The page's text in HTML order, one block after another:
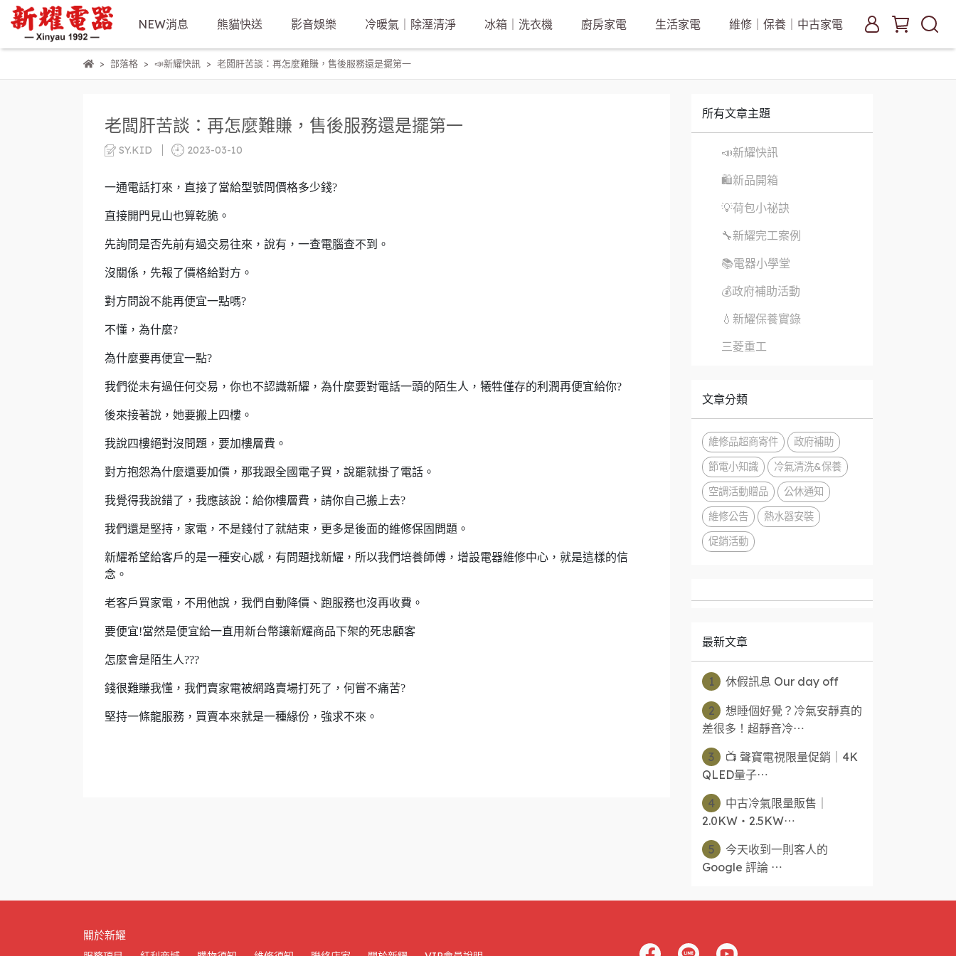
NEW消息 熊貓快送 影音娛樂 冷暖氣｜除溼清淨 冰箱｜洗衣機 廚房家電 生活家電 維修｜保養｜中古家電
部落格 📣新耀快訊 老闆肝苦談：再怎麼難賺，售後服務還是擺第一
老闆肝苦談：再怎麼難賺，售後服務還是擺第一
SY.KID 2023-03-10
一通電話打來，直接了當給型號問價格多少錢?
直接開門見山也算乾脆。
先詢問是否先前有過交易往來，說有，一查電腦查不到。
沒關係，先報了價格給對方。
對方問說不能再便宜一點嗎?
不懂，為什麼?
為什麼要再便宜一點?
我們從未有過任何交易，你也不認識新耀，為什麼要對電話一頭的陌生人，犧牲僅存的利潤再便宜給你?
後來接著說，她要搬上四樓。
我說四樓絕對沒問題，要加樓層費。
對方抱怨為什麼還要加價，那我跟全國電子買，說罷就掛了電話。
我覺得我說錯了，我應該說：給你樓層費，請你自己搬上去?
我們還是堅持，家電，不是錢付了就結束，更多是後面的維修保固問題。
新耀希望給客戶的是一種安心感，有問題找新耀，所以我們培養師傅，增設電器維修中心，就是這樣的信
念。
老客戶買家電，不用他說，我們自動降價、跑服務也沒再收費。
要便宜!當然是便宜給一直用新台幣讓新耀商品下架的死忠顧客
怎麼會是陌生人???
錢很難賺我懂，我們賣家電被網路賣場打死了，何嘗不痛苦?
堅持一條龍服務，買賣本來就是一種緣份，強求不來。
所有文章主題
📣新耀快訊
🛍新品開箱
💡荷包小祕訣
🔧新耀完工案例
📚電器小學堂
💰政府補助活動
💧新耀保養實錄
三菱重工
文章分類
維修品超商寄件
政府補助
節電小知識
冷氣清洗&保養
空調活動贈品
公休通知
維修公告
熱水器安裝
促銷活動
最新文章
1 休假訊息 Our day off
2
想睡個好覺？冷氣安靜真的
差很多！超靜音冷⋯
3
📺 聲寶電視限量促銷｜4K
QLED量子⋯
4
中古冷氣限量販售｜
2.0KW・2.5KW⋯
5
今天收到一則客人的
Google 評論 ⋯
關於新耀